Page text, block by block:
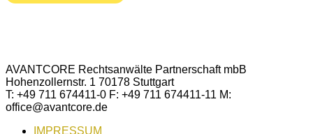
AVANTCORE Rechtsanwälte Partnerschaft mbB
Hohenzollernstr. 1 70178 Stuttgart
T: +49 711 674411-0 F: +49 711 674411-11 M:
office@avantcore.de
IMPRESSUM